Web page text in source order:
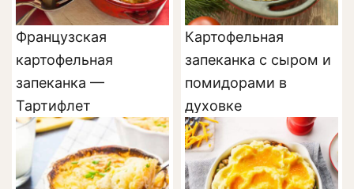
Французская
картофельная
запеканка —
Тартифлет
Картофельная
запеканка с сыром и
помидорами в
духовке